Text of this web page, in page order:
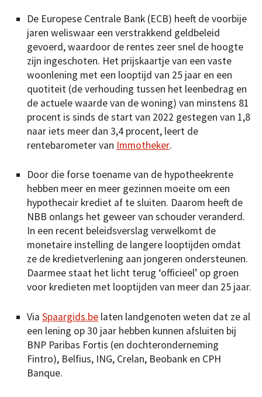
De Europese Centrale Bank (ECB) heeft de voorbije
jaren weliswaar een verstrakkend geldbeleid
gevoerd, waardoor de rentes zeer snel de hoogte
zijn ingeschoten. Het prijskaartje van een vaste
woonlening met een looptijd van 25 jaar en een
quotiteit (de verhouding tussen het leenbedrag en
de actuele waarde van de woning) van minstens 81
procent is sinds de start van 2022 gestegen van 1,8
naar iets meer dan 3,4 procent, leert de
rentebarometer van Immotheker.
Door die forse toename van de hypotheekrente
hebben meer en meer gezinnen moeite om een
hypothecair krediet af te sluiten. Daarom heeft de
NBB onlangs het geweer van schouder veranderd.
In een recent beleidsverslag verwelkomt de
monetaire instelling de langere looptijden omdat
ze de kredietverlening aan jongeren ondersteunen.
Daarmee staat het licht terug ‘officieel’ op groen
voor kredieten met looptijden van meer dan 25 jaar.
Via Spaargids.be laten landgenoten weten dat ze al
een lening op 30 jaar hebben kunnen afsluiten bij
BNP Paribas Fortis (en dochteronderneming
Fintro), Belfius, ING, Crelan, Beobank en CPH
Banque.